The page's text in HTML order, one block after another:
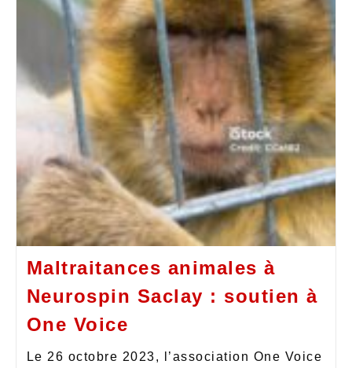
Maltraitances animales à
Neurospin Saclay : soutien à
One Voice
Le 26 octobre 2023, l’association One Voice